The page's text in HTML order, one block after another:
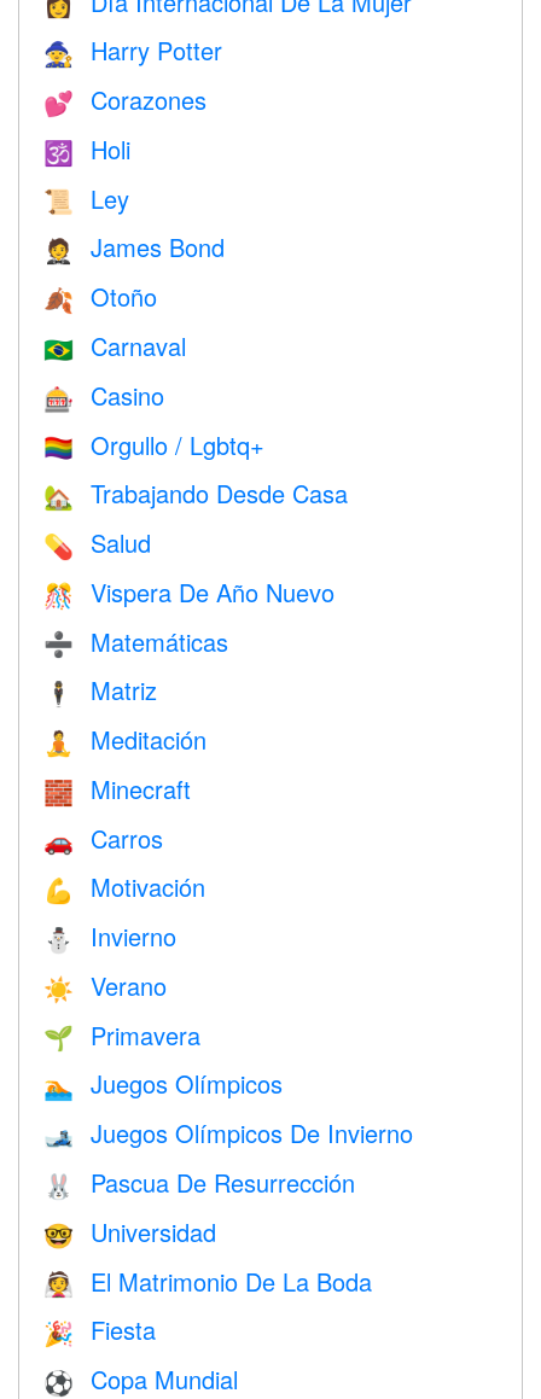
🧙 Harry Potter
💕 Corazones
🕉 Holi
📜 Ley
🤵 James Bond
🍂 Otoño
🇧🇷 Carnaval
🎰 Casino
🏳️‍🌈 Orgullo / Lgbtq+
🏡 Trabajando Desde Casa
💊 Salud
🎊 Vispera De Año Nuevo
➗ Matemáticas
🕴️ Matriz
🧘 Meditación
🧱 Minecraft
🚗 Carros
💪 Motivación
⛄ Invierno
☀️ Verano
🌱 Primavera
🏊 Juegos Olímpicos
🎿 Juegos Olímpicos De Invierno
🐰 Pascua De Resurrección
🤓 Universidad
👰 El Matrimonio De La Boda
🎉 Fiesta
⚽ Copa Mundial